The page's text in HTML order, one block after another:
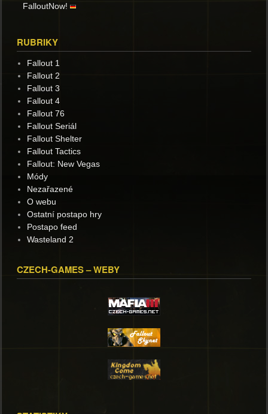
FalloutNow!
RUBRIKY
Fallout 1
Fallout 2
Fallout 3
Fallout 4
Fallout 76
Fallout Seriál
Fallout Shelter
Fallout Tactics
Fallout: New Vegas
Módy
Nezařazené
O webu
Ostatní postapo hry
Postapo feed
Wasteland 2
CZECH-GAMES – WEBY